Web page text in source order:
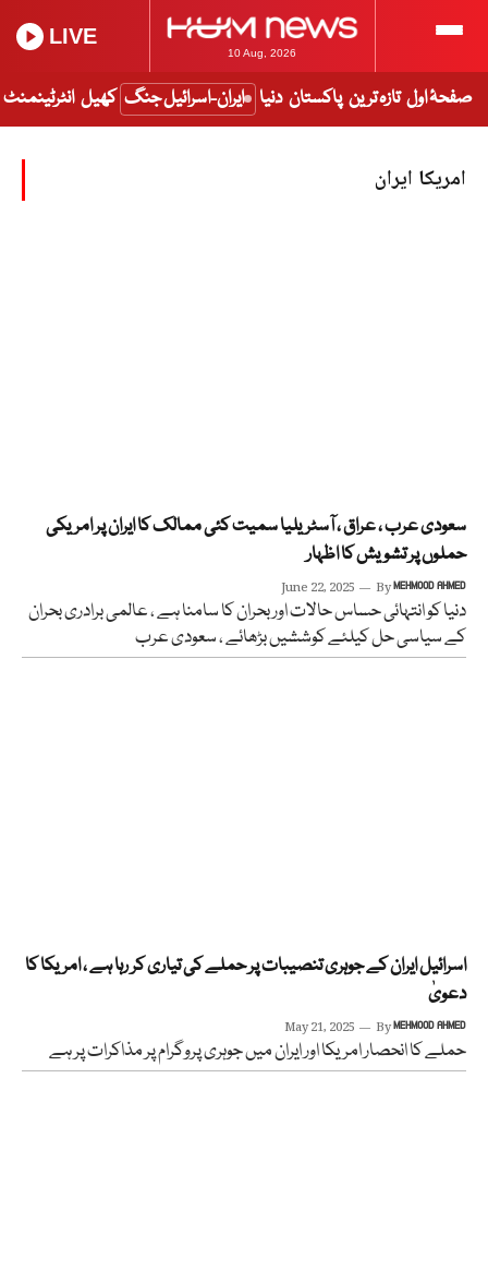
10 Aug, 2026
LIVE
صفحۂ اول تازہ ترین پاکستان دنیا ایران-اسرائیل جنگ کھیل انٹرٹینمنٹ
امریکا ایران
سعودی عرب ، عراق ، آسٹریلیا سمیت کئی ممالک کا ایران پر امریکی
حملوں پر تشویش کا اظہار
June 22, 2025 ByMEHMOOD AHMED
دنیا کو انتہائی حساس حالات اور بحران کا سامنا ہے ، عالمی برادری بحران
کے سیاسی حل کیلئے کوششیں بڑھائے ، سعودی عرب
اسرائیل ایران کے جوہری تنصیبات پر حملے کی تیاری کر رہا ہے ، امریکا کا
دعویٰ
May 21, 2025 ByMEHMOOD AHMED
حملے کا انحصار امریکا اور ایران میں جوہری پروگرام پر مذاکرات پر ہے